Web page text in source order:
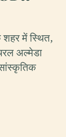
शहर में स्थित,
अल्मेडा